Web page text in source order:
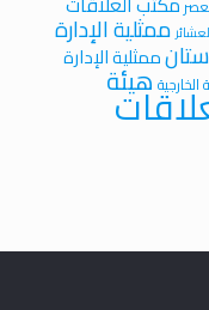
ممثلية الإدارة
ممثلية الإدارة
الخارجية هيئة